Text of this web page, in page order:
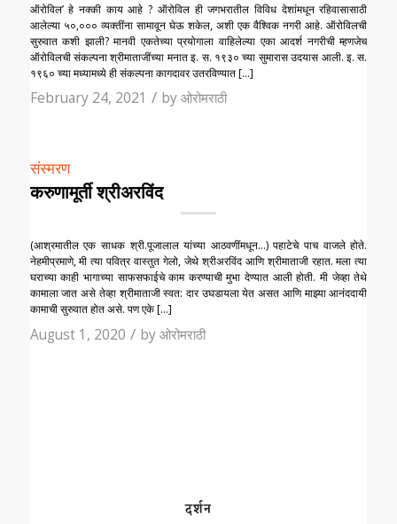
ऑरोविल’ हे नक्की काय आहे ? ऑरोविल ही जगभरातील विविध देशांमधून रहिवासासाठी
आलेल्या ५०,००० व्यक्तींना सामावून घेऊ शकेल, अशी एक वैश्विक नगरी आहे. ऑरोविलची
सुरुवात कशी झाली? मानवी एकतेच्या प्रयोगाला वाहिलेल्या एका आदर्श नगरीची म्हणजेच
ऑरोविलची संकल्पना श्रीमाताजींच्या मनात इ. स. १९३० च्या सुमारास उदयास आली. इ. स.
१९६० च्या मध्यामध्ये ही संकल्पना कागदावर उतरविण्यात […]
February 24, 2021 / byओरोमराठी
संस्मरण
करुणामूर्ती श्रीअरविंद
(आश्रमातील एक साधक श्री.पूजालाल यांच्या आठवणींमधून…) पहाटेचे पाच वाजले होते.
नेहमीप्रमाणे, मी त्या पवित्र वास्तुत गेलो, जेथे श्रीअरविंद आणि श्रीमाताजी रहात. मला त्या
घराच्या काही भागाच्या साफसफाईचे काम करण्याची मुभा देण्यात आली होती. मी जेव्हा तेथे
कामाला जात असे तेव्हा श्रीमाताजी स्वत: दार उघडायला येत असत आणि माझ्या आनंददायी
कामाची सुरुवात होत असे. पण एके […]
August 1, 2020 / byओरोमराठी
दर्शन